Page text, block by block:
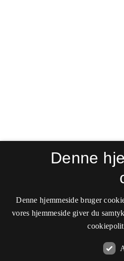
Denne
Denne hjemmeside bruger
vores hjemmeside giver du